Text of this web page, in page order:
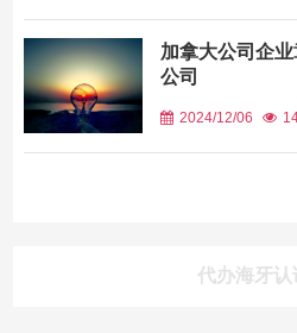
加拿大公司企
公司
2024/12/06
代办海牙认